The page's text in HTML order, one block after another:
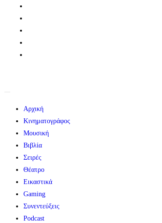
Αρχική
Κινηματογράφος
Μουσική
Βιβλία
Σειρές
Θέατρο
Εικαστικά
Gaming
Συνεντεύξεις
Podcast